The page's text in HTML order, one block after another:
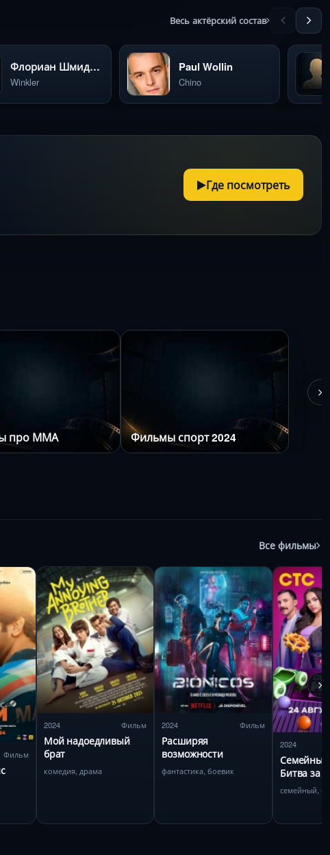
Весь актёрский состав
Флориан Шмидтке
Winkler
Paul Wollin
Chino
Где посмотреть
про ММА Фильмы спорт 2024
Все фильмы
Фильм
2024 Фильм
Мой надоедливый
брат
комедия, драма
2024 Фильм
Расширяя
возможности
фантастика, боевик
2024
Битва за
семейный,